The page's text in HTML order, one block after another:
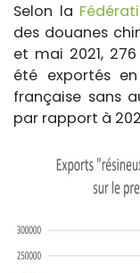
Selon la
des douanes
et mai 2021,
été exportés
française sans
par rapport à